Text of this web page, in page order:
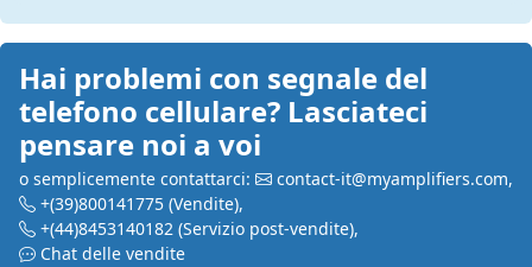
Hai problemi con segnale del
telefono cellulare? Lasciateci
pensare noi a voi
o semplicemente contattarci: contact-it@myamplifiers.com,
+(39)800141775 (Vendite),
+(44)8453140182 (Servizio post-vendite),
Chat delle vendite